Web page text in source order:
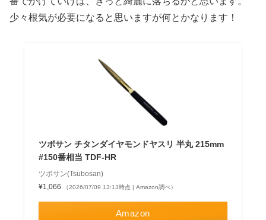
少々根気が必要になると思いますが何とかなります！
ツボサン チタンダイヤモンドヤスリ 半丸 215mm
#150番相当 TDF-HR
ツボサン(Tsubosan)
¥1,066
（2026/07/09 13:13時点 | Amazon調べ）
Amazon